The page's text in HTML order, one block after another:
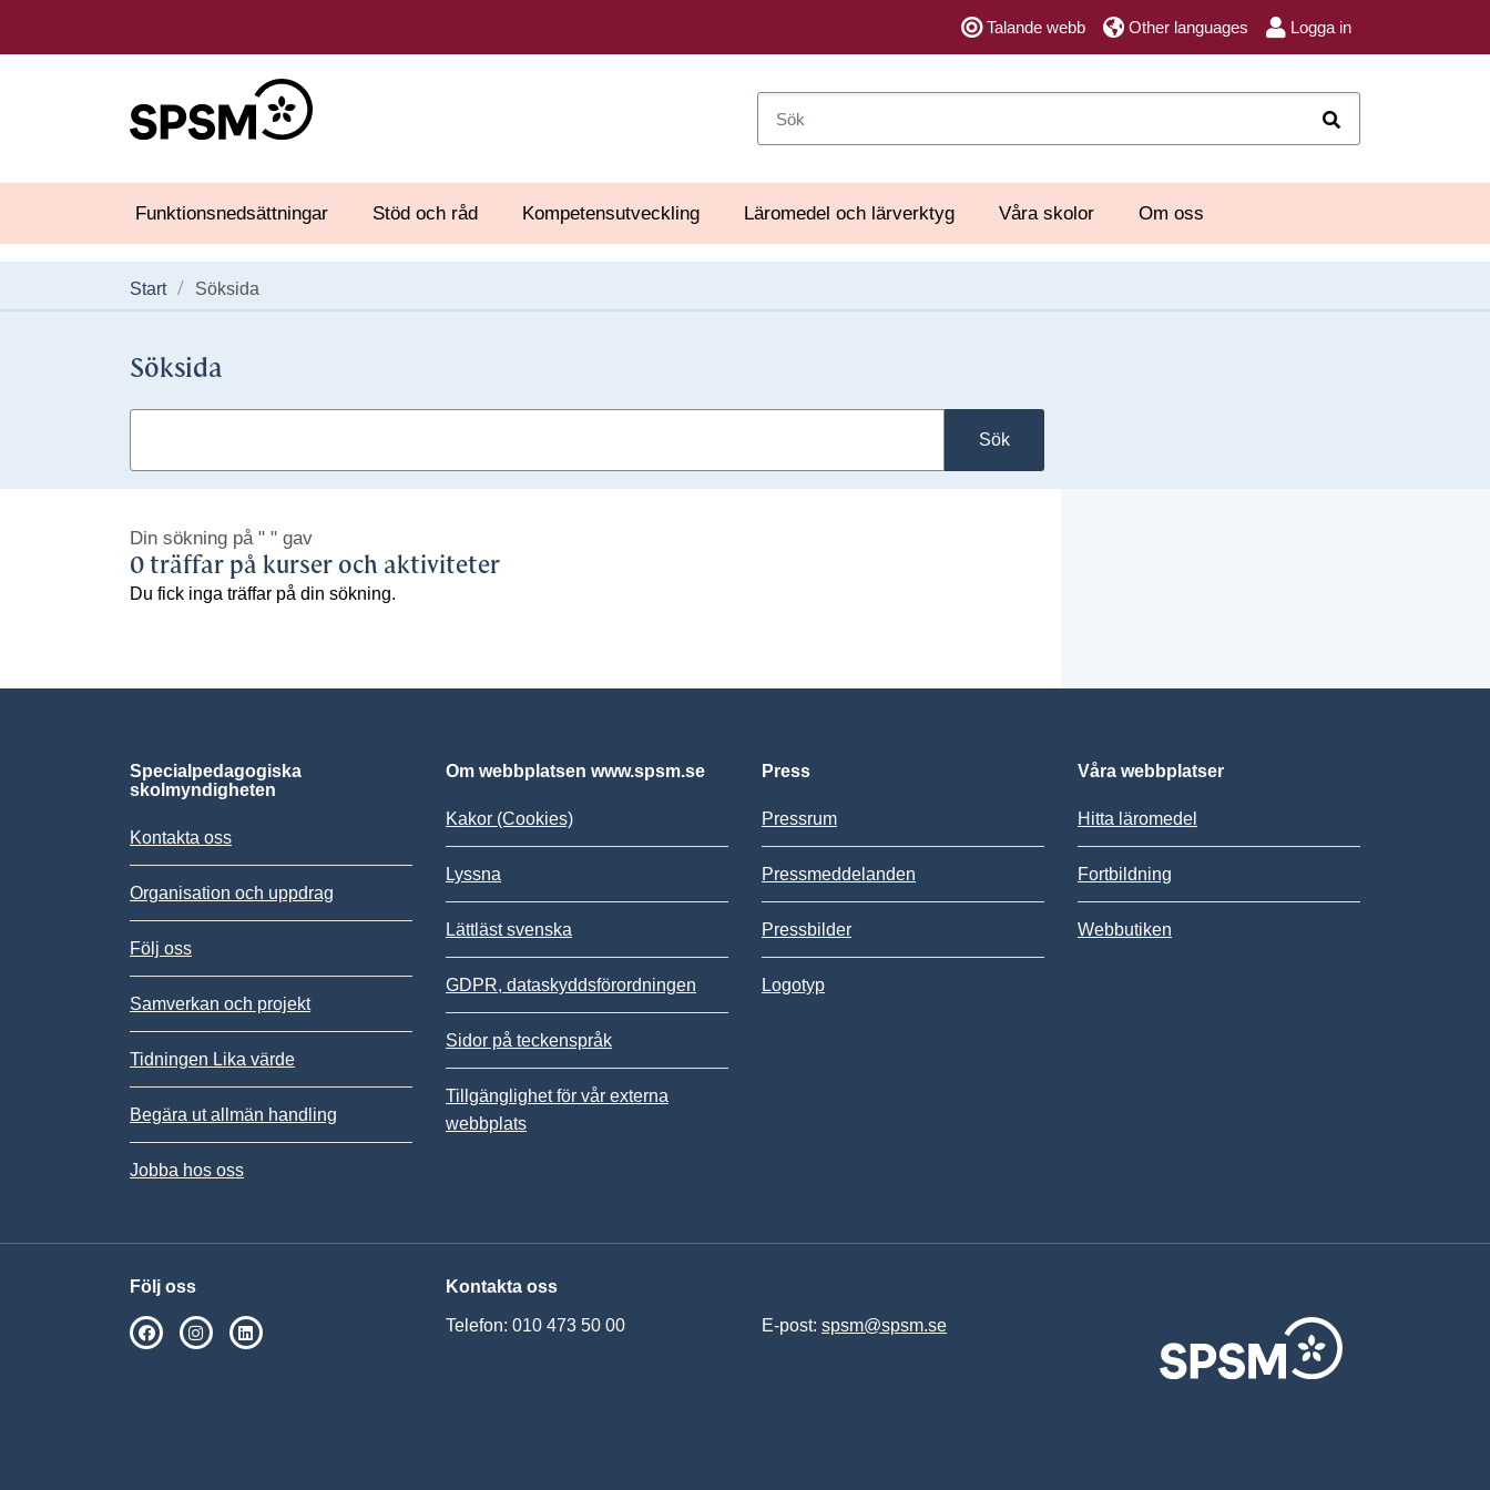
Talande webb Other languages Logga in
Funktionsnedsättningar Stöd och råd Kompetensutveckling Läromedel och lärverktyg Våra skolor Om oss
Start Söksida
Söksida
Sök
Din sökning på " " gav
0 träffar på kurser och aktiviteter
Du fick inga träffar på din sökning.
Specialpedagogiska
skolmyndigheten
Kontakta oss
Organisation och uppdrag
Följ oss
Samverkan och projekt
Tidningen Lika värde
Begära ut allmän handling
Jobba hos oss
Om webbplatsen www.spsm.se
Kakor (Cookies)
Lyssna
Lättläst svenska
GDPR, dataskyddsförordningen
Sidor på teckenspråk
Tillgänglighet för vår externa
webbplats
Press
Pressrum
Pressmeddelanden
Pressbilder
Logotyp
Våra webbplatser
Hitta läromedel
Fortbildning
Webbutiken
Följ oss
SPSM på Facebook
SPSM på Instagram
Kontakta oss
Telefon: 010 473 50 00 E-post: spsm@spsm.se